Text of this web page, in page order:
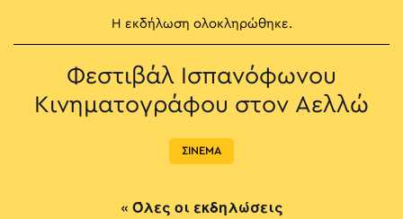
Η εκδήλωση ολοκληρώθηκε.
Φεστιβάλ Ισπανόφωνου
Κινηματογράφου στον Αελλώ
ΣΙΝΕΜΑ
« Όλες οι εκδηλώσεις